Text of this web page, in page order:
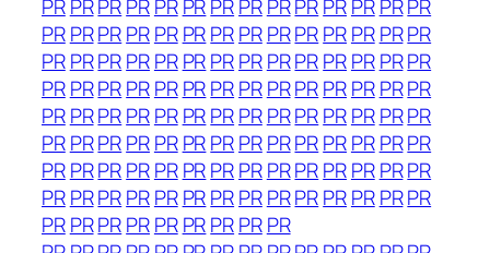
PRPRPRPRPR PRPRPRPRPRPRPR PRPR
PRPRPRPRPR PRPRPRPRPRPRPR PRPR
PRPRPRPRPR PRPRPRPRPRPRPR PRPR
PRPRPRPRPR PRPRPRPRPRPRPR PRPR
PRPRPRPRPR PRPRPRPRPRPRPR PRPR
PRPRPRPRPR PRPRPRPRPRPRPR PRPR
PRPRPRPRPR PRPRPRPRPRPRPR PRPR
PRPRPRPRPR PRPRPRPRPRPRPR PRPR
PRPRPRPRPR PRPRPRPR